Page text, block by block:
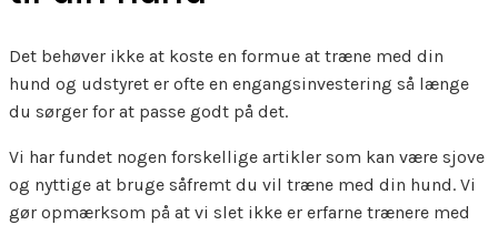
Det behøver ikke at koste en formue at træne med din
hund og udstyret er ofte en engangsinvestering så længe
du sørger for at passe godt på det.
Vi har fundet nogen forskellige artikler som kan være sjove
og nyttige at bruge såfremt du vil træne med din hund. Vi
gør opmærksom på at vi slet ikke er erfarne trænere med